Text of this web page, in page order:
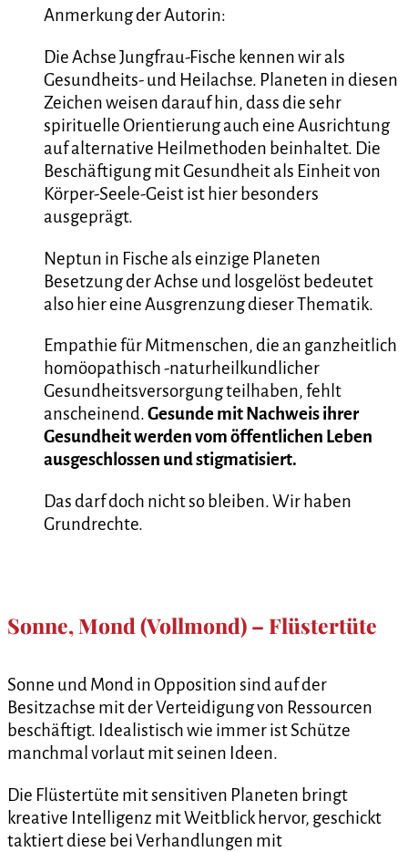
Anmerkung der Autorin:
Die Achse Jungfrau-Fische kennen wir als
Gesundheits- und Heilachse. Planeten in diesen
Zeichen weisen darauf hin, dass die sehr
spirituelle Orientierung auch eine Ausrichtung
auf alternative Heilmethoden beinhaltet. Die
Beschäftigung mit Gesundheit als Einheit von
Körper-Seele-Geist ist hier besonders
ausgeprägt.
Neptun in Fische als einzige Planeten
Besetzung der Achse und losgelöst bedeutet
also hier eine Ausgrenzung dieser Thematik.
Empathie für Mitmenschen, die an ganzheitlich
homöopathisch -naturheilkundlicher
Gesundheitsversorgung teilhaben, fehlt
anscheinend.Gesunde mit Nachweis ihrer
Gesundheit werden vom öffentlichen Leben
ausgeschlossen und stigmatisiert.
Das darf doch nicht so bleiben. Wir haben
Grundrechte.
Sonne, Mond (Vollmond) – Flüstertüte
Sonne und Mond in Opposition sind auf der
Besitzachse mit der Verteidigung von Ressourcen
beschäftigt. Idealistisch wie immer ist Schütze
manchmal vorlaut mit seinen Ideen.
Die Flüstertüte mit sensitiven Planeten bringt
kreative Intelligenz mit Weitblick hervor, geschickt
taktiert diese bei Verhandlungen mit